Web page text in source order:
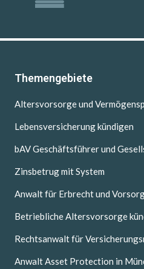
Themengebiete
Altersvorsorge und
Lebensversicherung kündigen
bAV Geschäftsführer und
Zinsbetrug mit System
Anwalt für Erbrecht und
Betriebliche Altersvorsorge
Rechtsanwalt für
Anwalt Asset Protection in